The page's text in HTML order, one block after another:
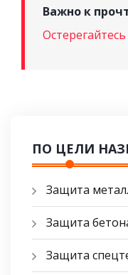
Важно к
ПО ЦЕЛИ
Защита
Защита
Защита